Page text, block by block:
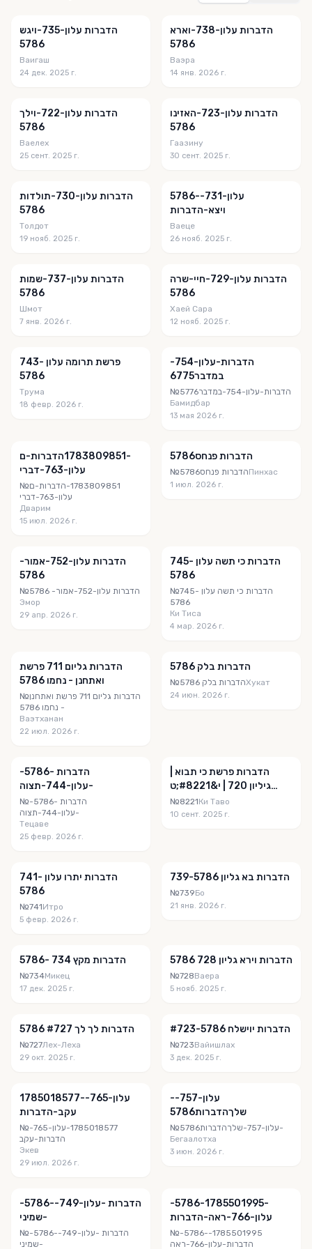
הדברות עלון-735-ויגש
5786
Ваигаш
24 дек. 2025 г.
הדברות עלון-738-וארא
5786
Ваэра
14 янв. 2026 г.
הדברות עלון-722-וילך
5786
Ваелех
25 сент. 2025 г.
הדברות עלון-723-האזינו
5786
Гаазину
30 сент. 2025 г.
הדברות עלון-730-תולדות
5786
Толдот
19 нояб. 2025 г.
5786-עלון-731-
ויצא-הדברות
Ваеце
26 нояб. 2025 г.
הדברות עלון-737-שמות
5786
Шмот
7 янв. 2026 г.
הדברות עלון-729-חיי-שרה
5786
Хаей Сара
12 нояб. 2025 г.
פרשת תרומה עלון 743-
5786⁩
Трума
18 февр. 2026 г.
הדברות-עלון-754-
במדבר⁩5776
№הדברות-עלון-754-במדבר⁩5776
Бамидбар
13 мая 2026 г.
הדברות-ם‎⁨1783809851-
עלון-763-דברי
№הדברות-ם‎⁨1783809851-
עלון-763-דברי
Дварим
15 июл. 2026 г.
הדברות פנחס5786
№הדברות פנחס5786Пинхас
1 июл. 2026 г.
הדברות עלון-752-אמור⁩-
5786
№הדברות עלון-752-אמור⁩- 5786
Эмор
29 апр. 2026 г.
הדברות כי תשה עלון 745-
5786
№הדברות כי תשה עלון 745-
5786
Ки Тиса
4 мар. 2026 г.
הדברות גליום 711 פרשת
ואתחנן - נחמו 5786
№הדברות גליום 711 פרשת ואתחנן
- נחמו 5786
Ваэтханан
22 июл. 2026 г.
הדברות בלק 5786
№הדברות בלק 5786Хукат
24 июн. 2026 г.
הדברות -5786-
תצוה‎⁨-עלון-744-
№הדברות -5786-
תצוה‎⁨-עלון-744-
Тецаве
25 февр. 2026 г.
הדברות פרשת כי תבוא |
גיליון 720 | י&#8221;ט
באלול תשפ&#8221;ה
№8221Ки Таво
10 сент. 2025 г.
הדברות יתרו עלון 741-
5786
№741Итро
5 февр. 2026 г.
הדברות בא גליון 739-5786
№739Бо
21 янв. 2026 г.
הדברות מקץ 734 -5786
№734Микец
17 дек. 2025 г.
הדברות וירא גליון 728 5786
№728Ваера
5 нояб. 2025 г.
הדברות לך לך #727 5786
№727Лех-Леха
29 окт. 2025 г.
הדברות יוישלח #723-5786
№723Вайишлах
3 дек. 2025 г.
‎⁨1785018577-עלון-765-
עקב⁩-הדברות
№‎⁨1785018577-עלון-765-
עקב⁩-הדברות
Экев
29 июл. 2026 г.
‎⁨-עלון-757-
שלךהדברות5786
№‎⁨-עלון-757-שלךהדברות5786
Бегаалотха
3 июн. 2026 г.
-5786-הדברות -עלון-749-
שמיני⁩-
№-5786-הדברות -עלון-749-
שמיני⁩-
-5786-‎⁨1785501995-
עלון-766-ראה⁩-הדברות
№-5786-‎⁨1785501995-
עלון-766-ראה⁩-הדברות